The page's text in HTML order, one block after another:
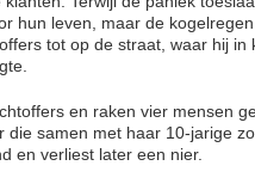
hun leven, maar de
tot op de straat, waar hij in
en raken vier mensen
die samen met haar 10-jarige
en verliest later een nier.